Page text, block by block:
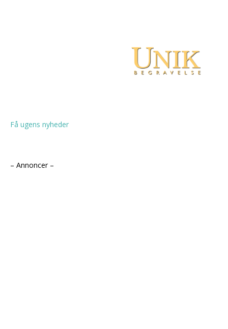
Få ugens nyheder
– Annoncer –